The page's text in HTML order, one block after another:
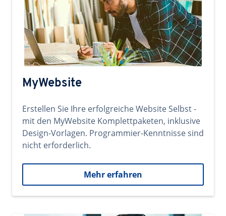
MyWebsite
Erstellen Sie Ihre erfolgreiche Website Selbst -
mit den MyWebsite Komplettpaketen, inklusive
Design-Vorlagen. Programmier-Kenntnisse sind
nicht erforderlich.
Mehr erfahren